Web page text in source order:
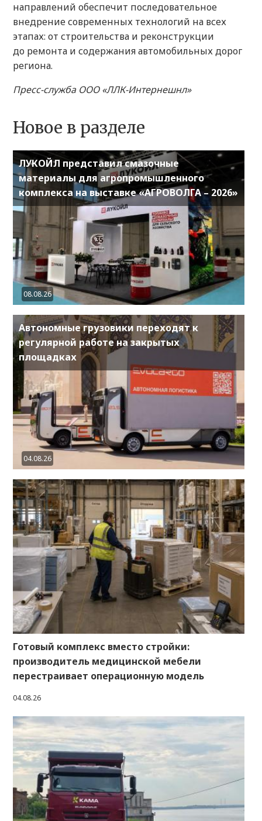
направлений обеспечит последовательное
внедрение современных технологий на всех
этапах: от строительства и реконструкции
до ремонта и содержания автомобильных дорог
региона.
Пресс-служба ООО «ЛЛК-Интернешнл»
Новое в разделе
ЛУКОЙЛ представил смазочные
материалы для агропромышленного
комплекса на выставке «АГРОВОЛГА – 2026»
08.08.26
Автономные грузовики переходят к
регулярной работе на закрытых
площадках
04.08.26
Готовый комплекс вместо стройки:
производитель медицинской мебели
перестраивает операционную модель
04.08.26